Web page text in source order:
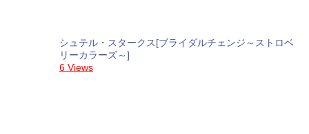
シュテル・スタークス[ブライダルチェンジ～ストロベ
リーカラーズ～]
6 Views